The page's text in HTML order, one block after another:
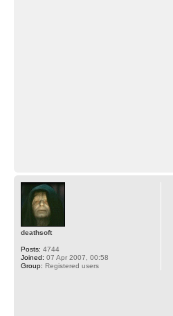
deathsoft
Posts: 4744
Joined: 07 Apr 2007, 00:58
Group: Registered users